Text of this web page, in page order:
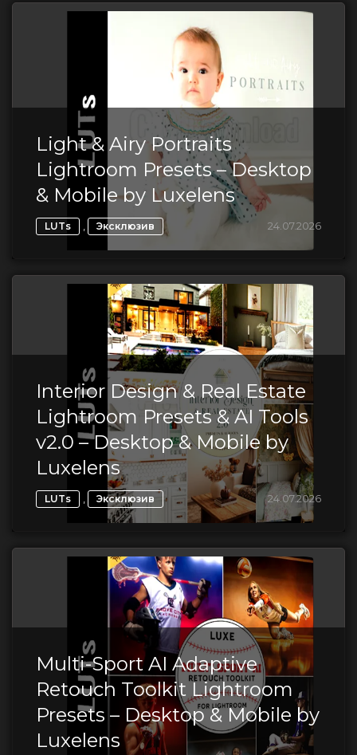
Light & Airy Portraits
Lightroom Presets – Desktop
& Mobile by Luxelens
LUTs , Эксклюзив 24.07.2026
Interior Design & Real Estate
Lightroom Presets & AI Tools
v2.0 – Desktop & Mobile by
Luxelens
LUTs , Эксклюзив 24.07.2026
Multi-Sport AI Adaptive
Retouch Toolkit Lightroom
Presets – Desktop & Mobile by
Luxelens